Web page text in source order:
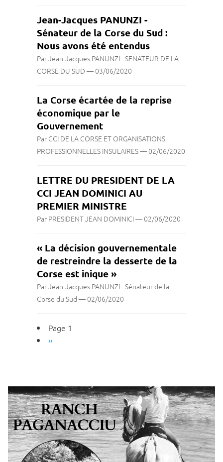
Jean-Jacques PANUNZI -
Sénateur de la Corse du Sud :
Nous avons été entendus
Par Jean-Jacques PANUNZI - SENATEUR DE LA
CORSE DU SUD — 03/06/2020
La Corse écartée de la reprise
économique par le
Gouvernement
Par CCI DE LA CORSE ET ORGANISATIONS
PROFESSIONNELLES INSULAIRES— 02/06/2020
LETTRE DU PRESIDENT DE LA
CCI JEAN DOMINICI AU
PREMIER MINISTRE
Par PRESIDENT JEAN DOMINICI— 02/06/2020
« La décision gouvernementale
de restreindre la desserte de la
Corse est inique »
Par Jean-Jacques PANUNZI - Sénateur de la
Corse du Sud — 02/06/2020
Pagination
Page 1
Page
››